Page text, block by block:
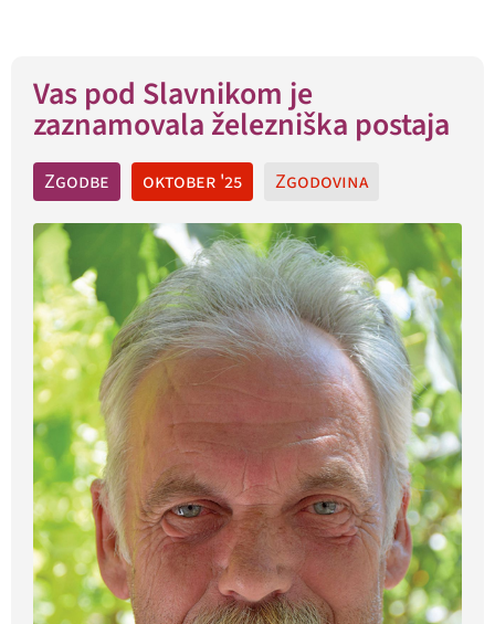
Vas pod Slavnikom je
zaznamovala železniška postaja
Zgodbe oktober '25 Zgodovina